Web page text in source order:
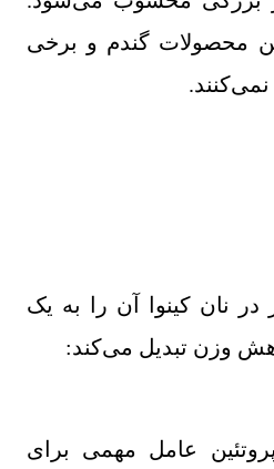
محصولات گندم و برخی
نان کینوا آن را به یک
وزن تبدیل می‌کند:
عامل مهمی برای